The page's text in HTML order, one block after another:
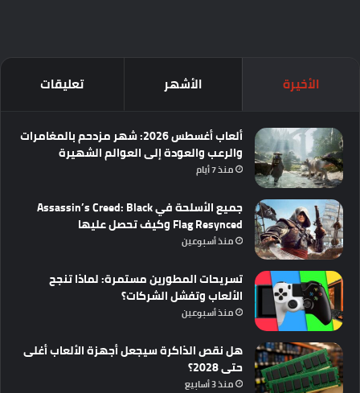
الأخيرة الأشهر تعليقات
ألعاب أغسطس 2026: شهر مزدحم بالمغامرات
والرعب والعودة إلى العوالم الشهيرة
منذ 7 أيام
جميع الأسلحة في Assassin’s Creed: Black
Flag Resynced وكيف تحصل عليها
منذ أسبوعين
تسريحات المطورين مستمرة: لماذا تنجح
الألعاب وتفشل الشركات؟
منذ أسبوعين
هل نقص الذاكرة سيجعل أجهزة الألعاب أغلى
حتى 2028؟
منذ 3 أسابيع